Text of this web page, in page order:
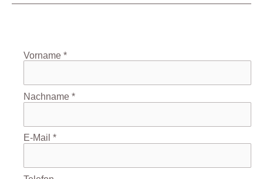
Vorname *
Nachname *
E-Mail *